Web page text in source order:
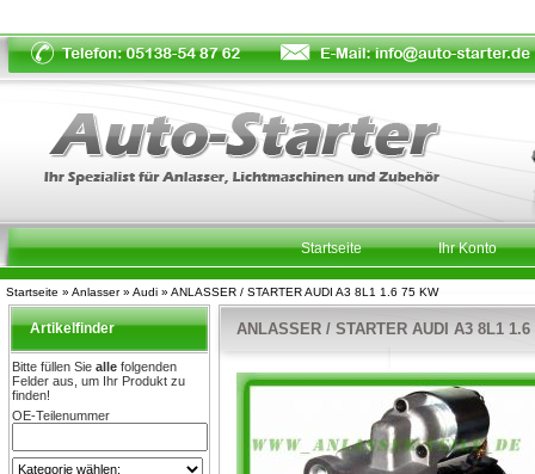
Startseite » Anlasser» Audi » ANLASSER / STARTER AUDI A3 8L1 1.6 75 KW
Startseite Ihr Konto
Artikelfinder
Bitte füllen Sie alle folgenden
Felder aus, um Ihr Produkt zu
finden!
OE-Teilenummer
ANLASSER / STARTER AUDI A3 8L1 1.6